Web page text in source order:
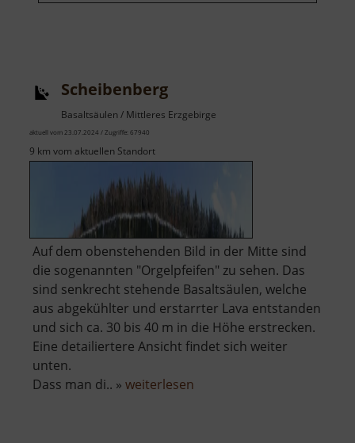
Scheibenberg
Basaltsäulen / Mittleres Erzgebirge
aktuell vom 23.07.2024 / Zugriffe: 67940
9 km vom aktuellen Standort
Auf dem obenstehenden Bild in der Mitte sind
die sogenannten "Orgelpfeifen" zu sehen. Das
sind senkrecht stehende Basaltsäulen, welche
aus abgekühlter und erstarrter Lava entstanden
und sich ca. 30 bis 40 m in die Höhe erstrecken.
Eine detailiertere Ansicht findet sich weiter
unten.
Dass man di.. » weiterlesen